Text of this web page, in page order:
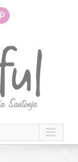
Pinterest